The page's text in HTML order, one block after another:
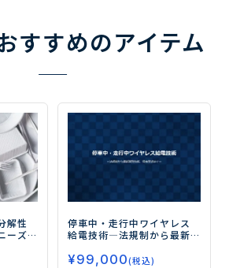
すすめのアイテム
解性
ーズ
停車中・走行中ワイヤレス
給電技術―法規制から最新
¥99,000(税込)